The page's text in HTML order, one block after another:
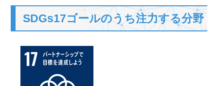
SDGs17ゴールのうち注力する分野